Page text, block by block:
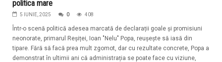
politica mare
5 IUNIE, 2025 0 408
Într-o scenă politică adesea marcată de declarații goale și promisiuni
neonorate, primarul Reșiței, Ioan "Nelu" Popa, reușește să iasă din
tipare. Fără să facă prea mult zgomot, dar cu rezultate concrete, Popa a
demonstrat în ultimii ani că administrația se poate face cu viziune,